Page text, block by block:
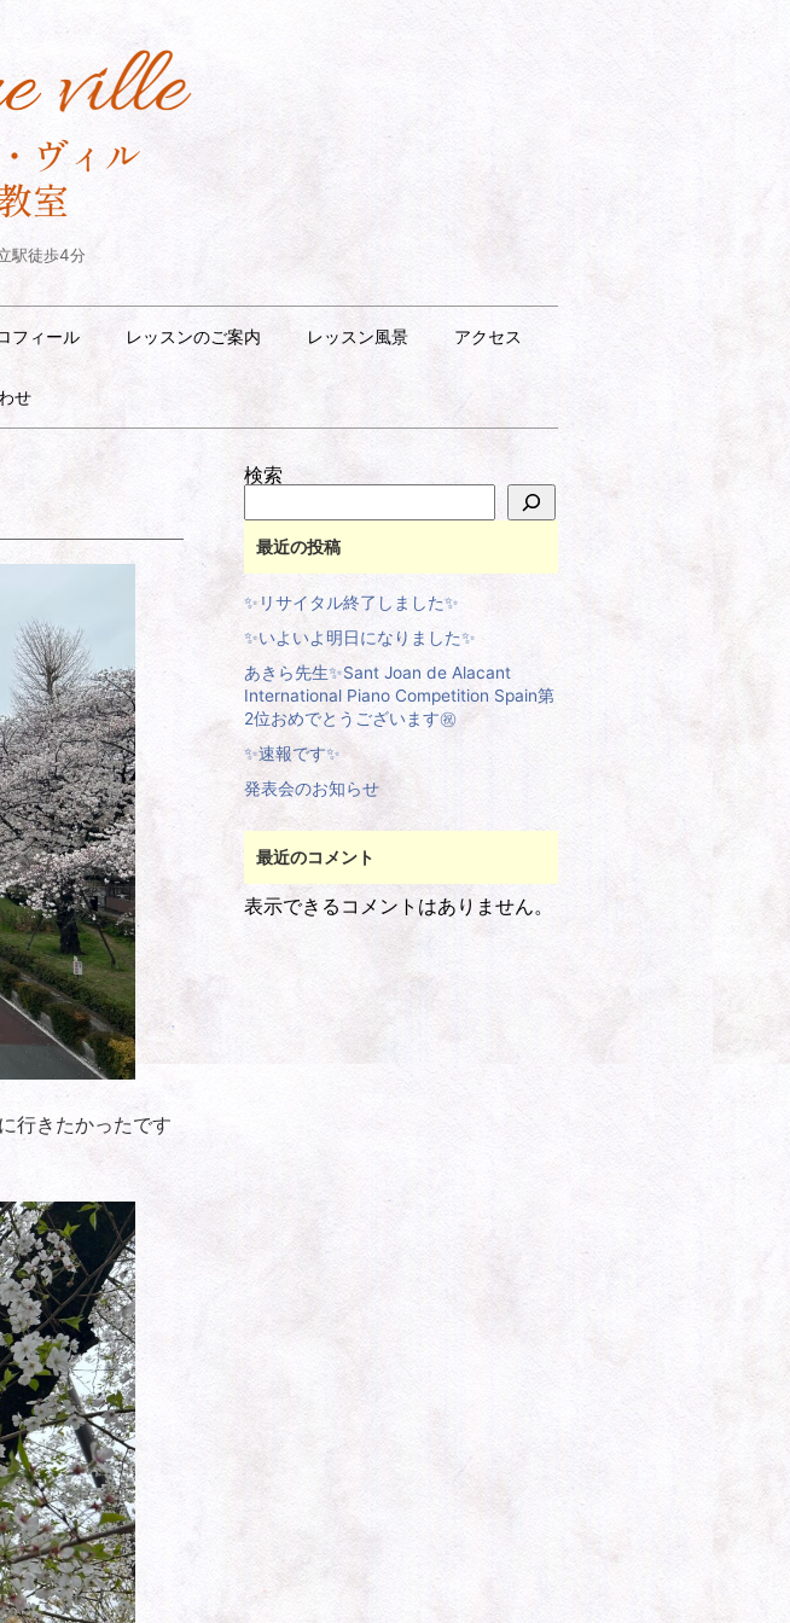
駅徒歩4分
フィール レッスンのご案内 レッスン風景 アクセス
せ
行きたかったです
検索
最近の投稿
✨リサイタル終了しました✨
✨いよいよ明日になりました✨
あきら先生✨Sant Joan de Alacant
International Piano Competition Spain第
2位おめでとうございます㊗️
✨速報です✨
発表会のお知らせ
最近のコメント
表示できるコメントはありません。